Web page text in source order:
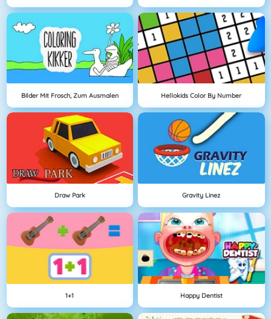
Bilder Mit Frosch, Zum Ausmalen Hellokids Color By Number
Draw Park Gravity Linez
1+1 Happy Dentist